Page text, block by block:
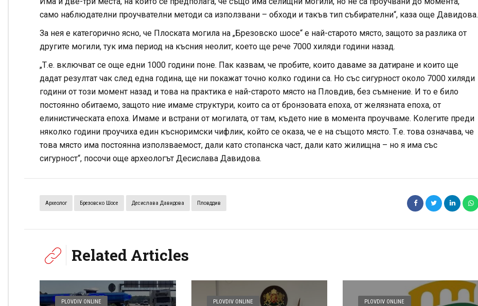
само наблюдателни проучвателни методи са използвани – обходи и такъв тип събирателни“, каза още Давидова.
За нея е категорично ясно, че Плоската могила на „Брезовско шосе“ е най-старото място, защото за разлика от
другите могили, тук има период на късния неолит, което ще рече 7000 хиляди години назад.
„Т.е. включват се още едни 1000 години поне. Пак казвам, че пробите, които даваме за датиране и които ще
дадат резултат чак след една година, ще ни покажат точно колко години са. Но със сигурност около 7000 хиляди
години от този момент назад и това на практика е най-старото място на Пловдив, без съмнение. И то е било
постоянно обитаемо, защото ние имаме структури, които са от бронзовата епоха, от желязната епоха, от
елинистическата епоха. Имаме и встрани от могилата, от там, където ние в момента проучваме. Колегите преди
няколко години проучиха един късноримски чифлик, който се оказа, че е на същото място. Т.е. това означава, че
това място има постоянна използваемост, дали като стопанска част, дали като жилищна – но я има със
сигурност“, посочи още археологът Десислава Давидова.
Археолог Брезовско Шосе Десислава Давидова Пловддив
Related Articles
PLOVDIV ONLINE PLOVDIV ONLINE PLOVDIV ONLINE